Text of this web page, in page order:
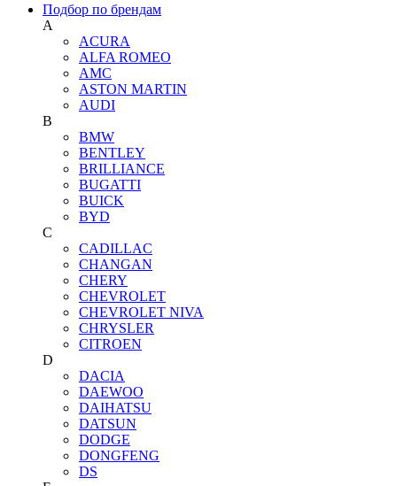
Подбор по брендам
A
ACURA
ALFA ROMEO
AMC
ASTON MARTIN
AUDI
B
BMW
BENTLEY
BRILLIANCE
BUGATTI
BUICK
BYD
C
CADILLAC
CHANGAN
CHERY
CHEVROLET
CHEVROLET NIVA
CHRYSLER
CITROEN
D
DACIA
DAEWOO
DAIHATSU
DATSUN
DODGE
DONGFENG
DS